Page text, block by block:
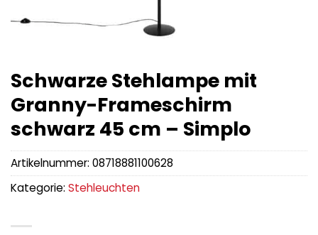
Schwarze Stehlampe mit
Granny-Frameschirm
schwarz 45 cm – Simplo
Artikelnummer: 08718881100628
Kategorie: Stehleuchten